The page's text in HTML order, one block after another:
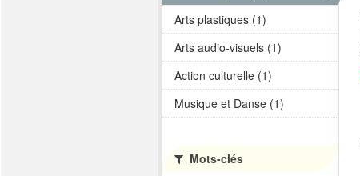
Arts plastiques (1)
Arts audio-visuels (1)
Action culturelle (1)
Musique et Danse (1)
Mots-clés